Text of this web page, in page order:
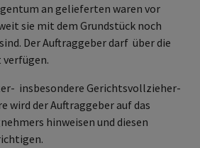
an gelieferten waren vor
sie mit dem Grundstück noch
Der Auftraggeber darf über die
insbesondere Gerichtsvollzieher-
wird der Auftraggeber auf das
hinweisen und diesen